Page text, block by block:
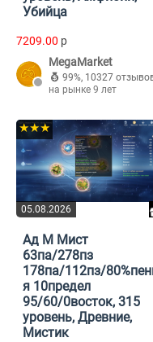
Убийца
7209.00 p
MegaMarket
99%, 10327
на рынке 9 лет
05.08.2026
★★★
Ад М Мист
63па/278пз
178па/112пз/
я 10предел
95/60/0восток, 315
уровень, Древние,
Мистик